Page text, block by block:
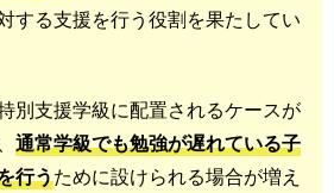
する支援を行う役割を果たしてい
別支援学級に配置されるケースが
通常学級でも勉強が遅れている子
行うために設けられる場合が増え